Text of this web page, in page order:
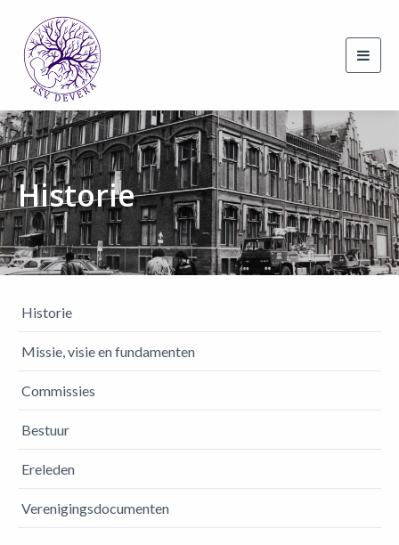
Historie
Historie
Missie, visie en fundamenten
Commissies
Bestuur
Ereleden
Verenigingsdocumenten